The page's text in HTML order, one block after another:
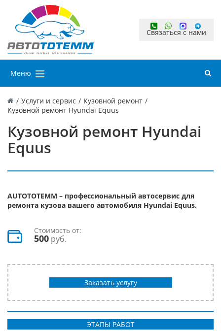
Связаться с нами
Меню
/ Услуги и сервис / Кузовной ремонт /
Кузовной ремонт Hyundai Equus
Кузовной ремонт Hyundai
Equus
AUTOTOTEMM – профессиональный автосервис для
ремонта кузова вашего автомобиля Hyundai Equus.
Стоимость от:
500 руб.
Заказать услугу
ЭТАПЫ РАБОТ